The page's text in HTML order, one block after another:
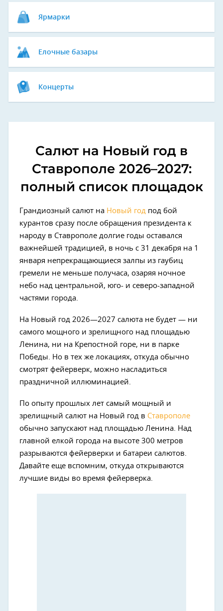
Ярмарки
Елочные базары
Концерты
Салют на Новый год в
Ставрополе 2026–2027:
полный список площадок
Грандиозный салют на Новый год под бой
курантов сразу после обращения президента к
народу в Ставрополе долгие годы оставался
важнейшей традицией, в ночь с 31 декабря на 1
января непрекращающиеся залпы из гаубиц
гремели не меньше получаса, озаряя ночное
небо над центральной, юго- и северо-западной
частями города.
На Новый год 2026—2027 салюта не будет — ни
самого мощного и зрелищного над площадью
Ленина, ни на Крепостной горе, ни в парке
Победы. Но в тех же локациях, откуда обычно
смотрят фейерверк, можно насладиться
праздничной иллюминацией.
По опыту прошлых лет самый мощный и
зрелищный салют на Новый год в Ставрополе
обычно запускают над площадью Ленина. Над
главной елкой города на высоте 300 метров
разрываются фейерверки и батареи салютов.
Давайте еще вспомним, откуда открываются
лучшие виды во время фейерверка.